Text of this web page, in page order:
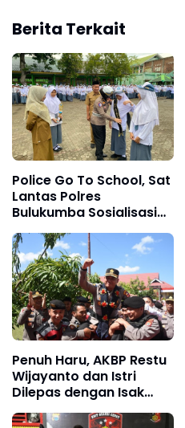
Berita Terkait
Police Go To School, Sat
Lantas Polres
Bulukumba Sosialisasi
Tertib Berlalu Lintas di
Kalangan Pelajar
Penuh Haru, AKBP Restu
Wijayanto dan Istri
Dilepas dengan Isak
Tangis Personel Polres